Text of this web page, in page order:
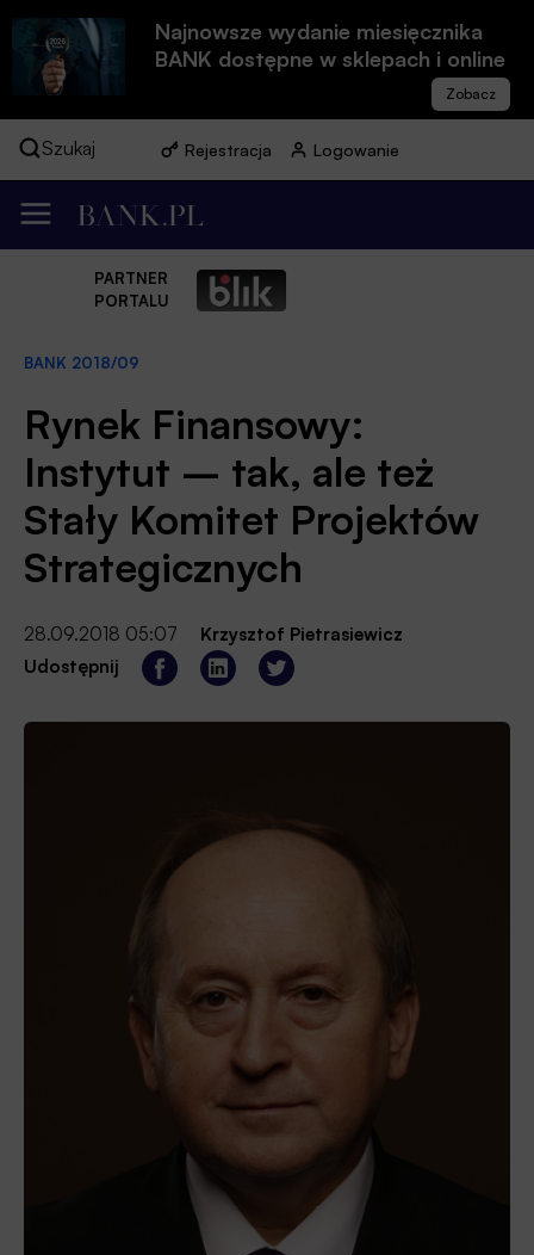
Najnowsze wydanie miesięcznika
BANK dostępne w sklepach i online
Szukaj Rejestracja Logowanie
PARTNER
PORTALU
BANK 2018/09
Rynek Finansowy:
Instytut – tak, ale też
Stały Komitet Projektów
Strategicznych
28.09.2018 05:07
Krzysztof Pietrasiewicz
Udostępnij